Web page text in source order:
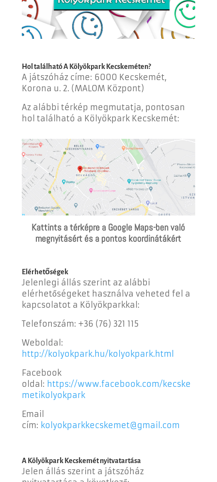
Hol található A Kölyökpark Kecskeméten?
A játszóház címe: 6000 Kecskemét,
Korona u. 2. (MALOM Központ)
Az alábbi térkép megmutatja, pontosan
hol található a Kölyökpark Kecskemét:
Kattints a térképre a Google Maps-ben való
megnyitásért és a pontos koordinátákért
Elérhetőségek
Jelenlegi állás szerint az alábbi
elérhetőségeket használva veheted fel a
kapcsolatot a Kölyökparkkal:
Telefonszám: +36 (76) 321 115
Weboldal:
http://kolyokpark.hu/kolyokpark.html
Facebook
oldal: https://www.facebook.com/kecske
metikolyokpark
Email
cím: kolyokparkkecskemet@gmail.com
A Kölyökpark Kecskemét nyitvatartása
Jelen állás szerint a játszóház